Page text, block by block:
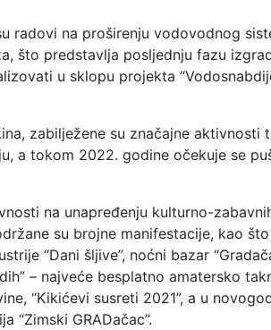
radovi na proširenju vodovodnog
što predstavlja posljednju fazu
u sklopu projekta
zabilježene su značajne aktivnosti
a tokom 2022. godine očekuje se
na unapređenju kulturno-
su brojne manifestacije, kao
“Dani šljive”, noćni bazar
– najveće besplatno amatersko
“Kikićevi susreti 2021”, a u
“Zimski GRADačac”.